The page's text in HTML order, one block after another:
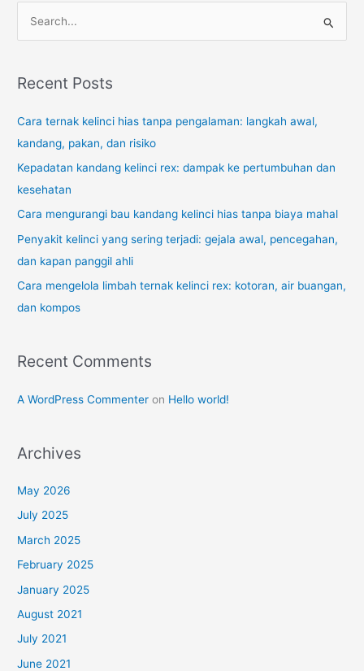
r
h
f
o
r
:
Recent Posts
Cara ternak kelinci hias tanpa pengalaman: langkah awal,
kandang, pakan, dan risiko
Kepadatan kandang kelinci rex: dampak ke pertumbuhan dan
kesehatan
Cara mengurangi bau kandang kelinci hias tanpa biaya mahal
Penyakit kelinci yang sering terjadi: gejala awal, pencegahan,
dan kapan panggil ahli
Cara mengelola limbah ternak kelinci rex: kotoran, air buangan,
dan kompos
Recent Comments
A WordPress Commenter on Hello world!
Archives
May 2026
July 2025
March 2025
February 2025
January 2025
August 2021
July 2021
June 2021